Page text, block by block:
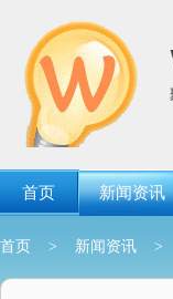
首页 新闻资讯
首页 > 新闻资讯 >